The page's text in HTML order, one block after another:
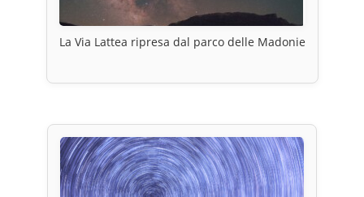
La Via Lattea ripresa dal parco delle Madonie